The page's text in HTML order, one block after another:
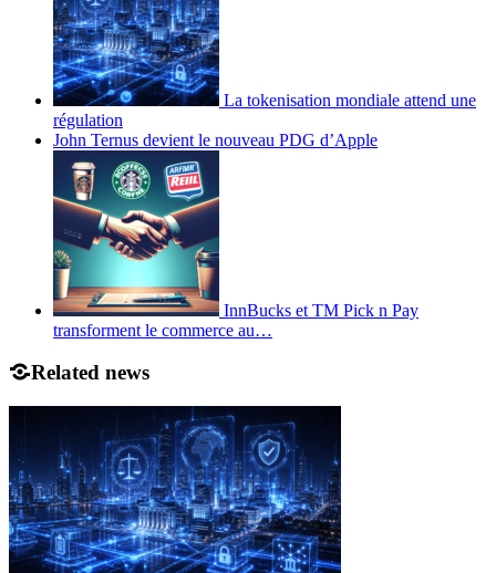
La tokenisation mondiale attend une
régulation
John Ternus devient le nouveau PDG d’Apple
InnBucks et TM Pick n Pay
transforment le commerce au…
Related news